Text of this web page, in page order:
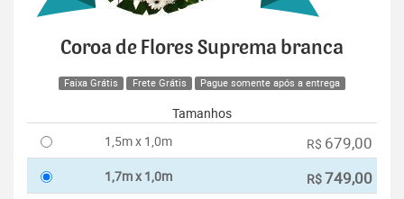
Coroa de Flores Suprema branca
Faixa Grátis Frete Grátis Pague somente após a entrega
Tamanhos
1,5m x 1,0m
R$ 679,00
1,7m x 1,0m R$749,00